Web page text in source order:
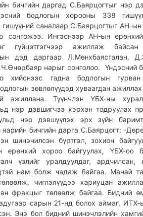
бичгийн даргад С.Баярцогтыг нэр
бодлогын хорооны 338
саналаар С.Баярцогтыг АН-ын
сонгожээ. Ингэснээр АН-ын
гүйцэтгэгчээр ажиллаж байсан
дэд даргаар Л.Мөнхбаясгалан,
нарыг сонголоо. Үндэсний
хийснээс гадна бодлогын
зөвлөлүүдэд хуваагдан
ажиллана. Түүнчлэн ҮБХ-ны
нэр дэвшигчээ хэрхэн тодруулах
нэр дэвшүүлэх эрх зүйн
нарийн бичгийн дарга С.Баярцогт: -
шинэчилсэн бүртгэл, зохион
ерөнхий хороо байгуулах, ҮБХ-оо
үзлийг уралдуулдаг, ардчилсан,
нам болж чадаж байгаа. Манай
чиглэлүүдээ хариуцан
фракцыг төлөөлж байгаа. Бидний
сарын 21-нд болох аймаг, ИТХ-
Энэ бол бидний шинэчлэлийн